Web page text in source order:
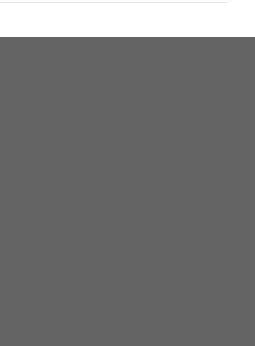
zu beantworten und für
zu suchen. Einige
und sind kostenlost. Eine
alle Eltern könen sich über
einklinken. Sie
auszuschalten und sich an
auch einfach nur